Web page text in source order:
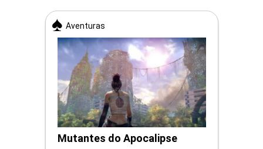
Aventuras
Mutantes do Apocalipse